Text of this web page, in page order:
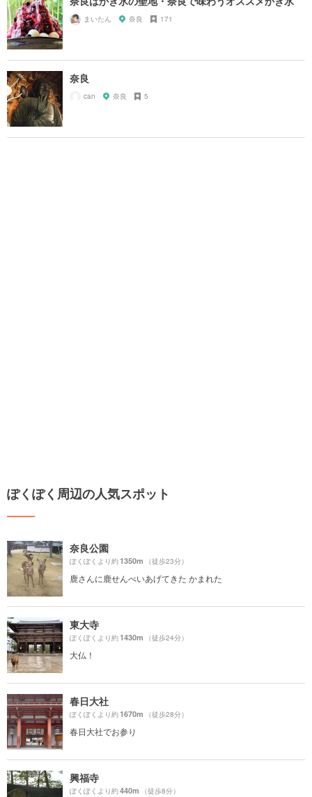
まいたん 奈良 171
奈良
can 奈良 5
ぽくぽく周辺の人気スポット
奈良公園
ぽくぽくより約1350m （徒歩23分）
鹿さんに鹿せんべいあげてきた かまれた
東大寺
ぽくぽくより約1430m （徒歩24分）
大仏！
春日大社
ぽくぽくより約1670m （徒歩28分）
春日大社でお参り
興福寺
ぽくぽくより約440m （徒歩8分）